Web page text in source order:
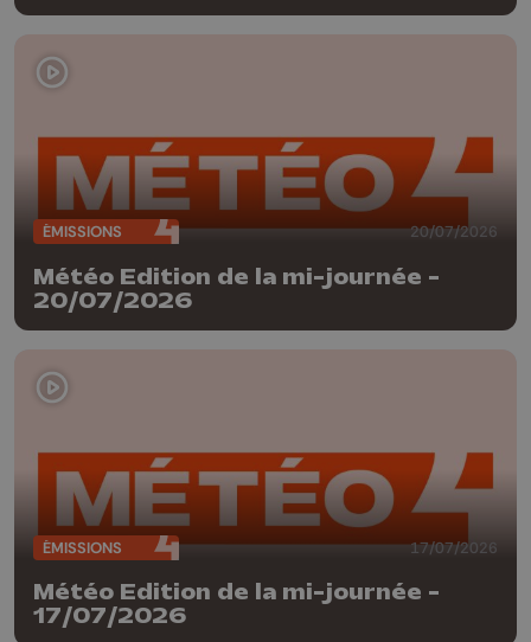
ÉMISSIONS 20/07/2026
Météo Edition de la mi-journée -
20/07/2026
ÉMISSIONS 17/07/2026
Météo Edition de la mi-journée -
17/07/2026